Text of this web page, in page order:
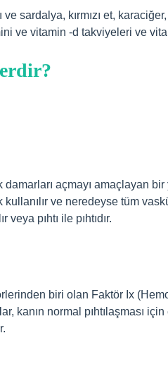
sardalya, kırmızı et, karaciğer,
ve vitamin -d takviyeleri ve
damarları açmayı amaçlayan
ve neredeyse tüm
pıhtı ile pıhtıdır.
biri olan Faktör Ix
kanın normal pıhtılaşması